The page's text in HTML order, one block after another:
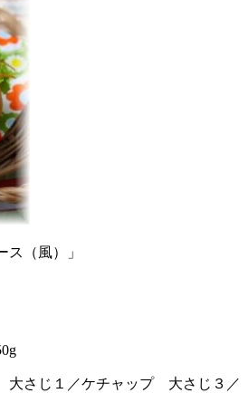
ス（風）」
さじ１／ケチャップ 大さじ３／